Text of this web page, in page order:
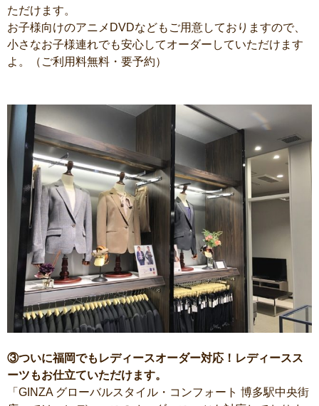
ただけます。
お子様向けのアニメDVDなどもご用意しておりますので、
小さなお子様連れでも安心してオーダーしていただけます
よ。（ご利用料無料・要予約）
③ついに福岡でもレディースオーダー対応！レディースス
ーツもお仕立ていただけます。
「GINZA グローバルスタイル・コンフォート 博多駅中央街